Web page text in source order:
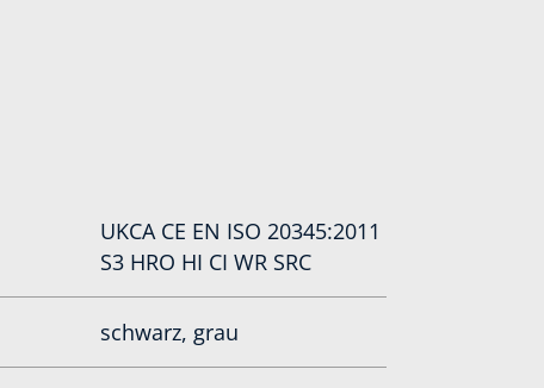
UKCA CE EN ISO 20345:2011
S3 HRO HI CI WR SRC
schwarz, grau